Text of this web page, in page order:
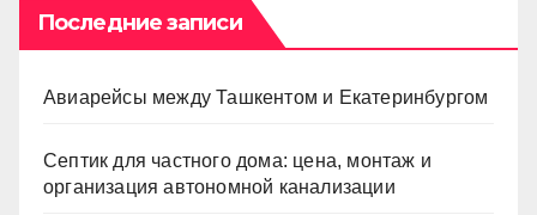
Последние записи
Авиарейсы между Ташкентом и Екатеринбургом
Септик для частного дома: цена, монтаж и
организация автономной канализации